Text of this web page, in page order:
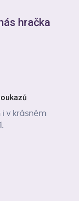
hračka
v krásném